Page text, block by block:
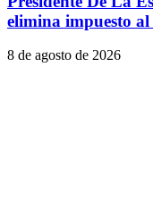
elimina impuesto
8 de agosto de 2026